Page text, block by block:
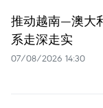
推动越南—澳大
系走深走实
07/08/2026 14:30